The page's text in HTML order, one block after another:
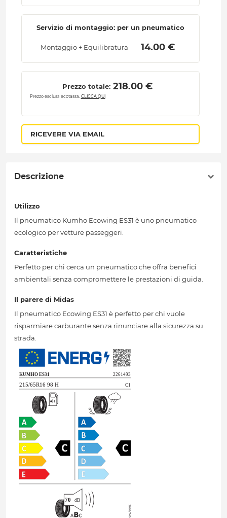
Servizio di montaggio: per un pneumatico
Montaggio + Equilibratura 14.00 €
Prezzo totale: 218.00 €
Prezzo esclusa ecotassa. CLICCA QUI
RICEVERE VIA EMAIL
Descrizione
Utilizzo
Il pneumatico Kumho Ecowing ES31 è uno pneumatico
ecologico per vetture passeggeri.
Caratteristiche
Perfetto per chi cerca un pneumatico che offra benefici
ambientali senza compromettere le prestazioni di guida.
Il parere di Midas
Il pneumatico Ecowing ES31 è perfetto per chi vuole
risparmiare carburante senza rinunciare alla sicurezza su
strada.